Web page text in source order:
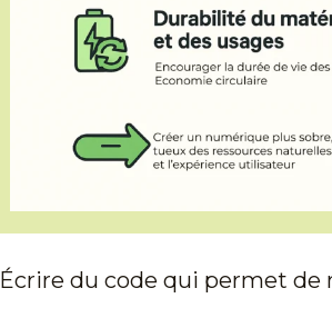
Écrire du code qui permet de